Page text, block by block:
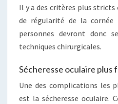
Il y a des critères plus stricts
de régularité de la cornée
personnes devront donc
techniques chirurgicales.
Sécheresse oculaire
Une des complications les
est la sécheresse oculaire.